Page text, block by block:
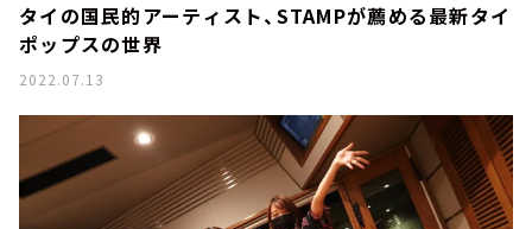
タイの国民的アーティスト、STAMPが薦める最新タイ
ポップスの世界
2022.07.13